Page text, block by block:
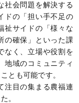
社会問題を解決する
ドの「担い手不足の
祉サイドの「様々な
の確保」といった課
なく、立場や役割を
地域のコミュニティ
とも可能です。
注目の集まる農福連
。